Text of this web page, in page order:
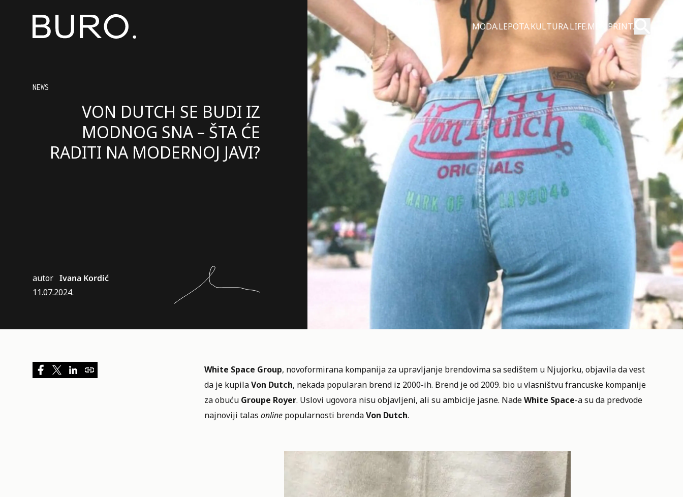
MODA.LEPOTA.KULTURA.LIFE.MEN. PRINT. Pošalji
NEWS
VON DUTCH SE BUDI IZ
MODNOG SNA – ŠTA ĆE
RADITI NA MODERNOJ JAVI?
autor Ivana Kordić
11.07.2024.
White Space Group, novoformirana kompanija za upravljanje brendovima sa sedištem u Njujorku, objavila da vest
da je kupilaVon Dutch, nekada popularan brend iz 2000-ih. Brend je od 2009. bio u vlasništvu francuske kompanije
za obuću Groupe Royer. Uslovi ugovora nisu objavljeni, ali su ambicije jasne. NadeWhite Space-a su da predvode
najnoviji talas online popularnosti brendaVon Dutch.